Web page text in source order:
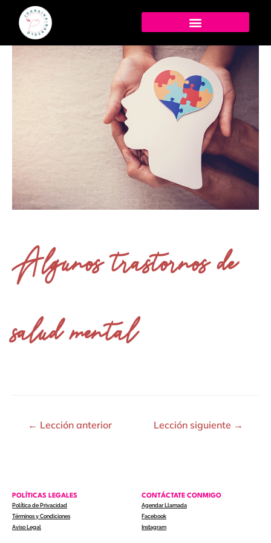
Algunos trastornos de
salud mental
← Lección anterior Lección siguiente →
POLÍTICAS LEGALES
Política de Privacidad
Términos y Condiciones
Aviso Legal
CONTÁCTATE CONMIGO
Agendar Llamada
Facebook
Instagram